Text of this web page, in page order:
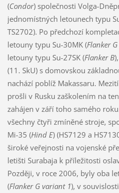
(Condor) společnosti Volga-
jednomístných letounech typu
TS2702). Po předchozí
letouny typu Su-30MK (Flanker
letouny typu Su-27SK (Flanker B
(11. SkU) s domovskou
nachází poblíž Makassaru.
prošli v Rusku zaškolením na
zahájen v září toho samého
všechny čtyři zmíněné stroje,
Mi-35 (Hind E) (HS7129 a
široké veřejnosti na vojenské
letišti Surabaja k příležitosti
Později, v roce 2006, byly oba
(Flanker G variant 1), v